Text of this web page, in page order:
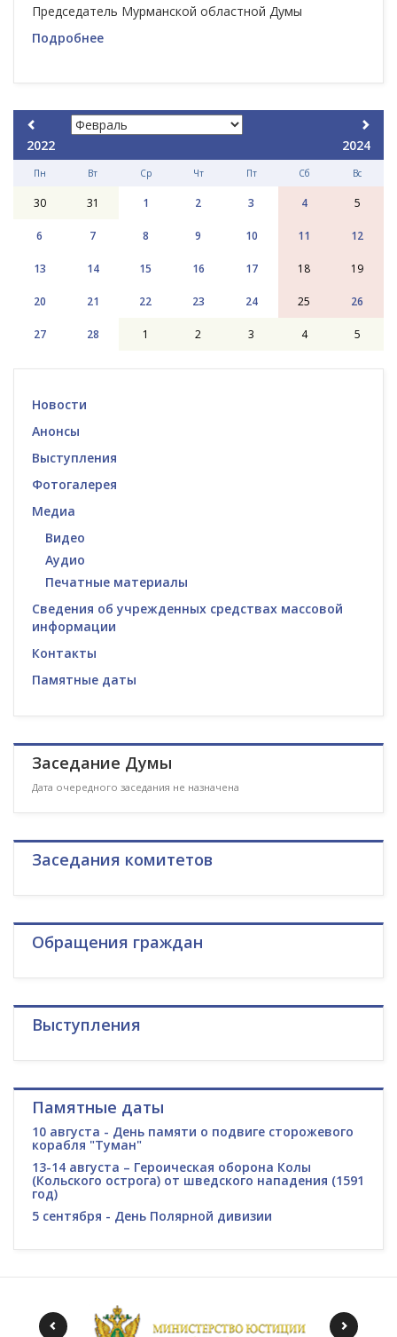
Председатель Мурманской областной Думы
Подробнее
2022 2024
Пн Вт Ср Чт Пт Сб Вс
30 31 1 2 3 4 5
6 7 8 9 10 11 12
13 14 15 16 17 18 19
20 21 22 23 24 25 26
27 28 1 2 3 4 5
Новости
Анонсы
Выступления
Фотогалерея
Медиа
Видео
Аудио
Печатные материалы
Сведения об учрежденных средствах массовой
информации
Контакты
Памятные даты
Заседание Думы
Дата очередного заседания не назначена
Заседания комитетов
Обращения граждан
Выступления
Памятные даты
10 августа - День памяти о подвиге сторожевого
корабля "Туман"
13-14 августа – Героическая оборона Колы
(Кольского острога) от шведского нападения (1591
год)
5 сентября - День Полярной дивизии